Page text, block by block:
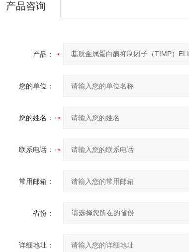
产品咨询
产品：
您的单位：
您的姓名：
联系电话：
常用邮箱：
省份：
详细地址：